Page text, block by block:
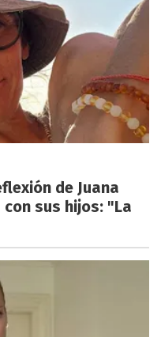
de Juana
sus hijos: "La